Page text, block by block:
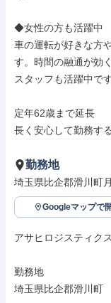
◆女性の方も活躍中
車の運転が好きな方
す。時間の融通が効
スタッフも活躍中です
定年62歳まで延長
長く安心して勤務す
勤務地
埼玉県比企郡滑川町
Googleマップで
アサヒロジスティク
勤務地
埼玉県比企郡滑川町